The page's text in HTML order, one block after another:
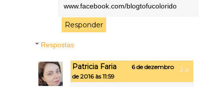
www.facebook.com/blogtofucolorido
Responder
Respostas
Patricia Faria
6 de dezembro
de 2016 às 11:59